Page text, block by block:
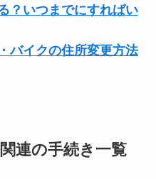
？いつまでにすればい
バイクの住所変更方法
連の手続き一覧